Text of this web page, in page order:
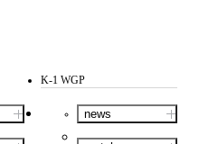
K-1 WGP
news